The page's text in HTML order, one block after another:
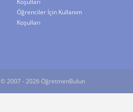
Koşulları
Öğrenciler İçin Kullanım
Koşulları
© 2007 - 2026 ÖğretmenBulun